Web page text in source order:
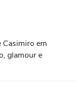
Casimiro em
glamour e